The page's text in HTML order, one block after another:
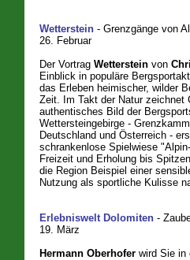
Wetterstein- Grenzgänge von
26. Februar
Der Vortrag Wettersteinvon
Einblick in populäre
das Erleben heimischer, wilder
Zeit. Im Takt der Natur zeichnet
authentisches Bild der
Wettersteingebirge -
Deutschland und Österreich -
schrankenlose Spielwiese
Freizeit und Erholung bis
die Region Beispiel einer
Nutzung als sportliche Kulisse
Erlebniswelt Dolomiten-
19. März
Hermann Oberhoferwird Sie in